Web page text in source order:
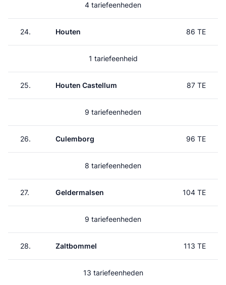
4 tariefeenheden
24. Houten 86 TE
1 tariefeenheid
25. Houten Castellum 87 TE
9 tariefeenheden
26. Culemborg 96 TE
8 tariefeenheden
27. Geldermalsen 104 TE
9 tariefeenheden
28. Zaltbommel 113 TE
13 tariefeenheden